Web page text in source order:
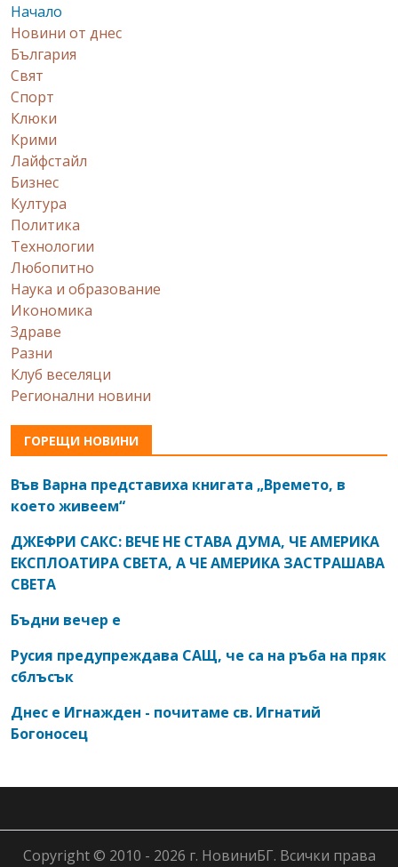
Начало
Новини от днес
България
Свят
Спорт
Клюки
Крими
Лайфстайл
Бизнес
Култура
Политика
Технологии
Любопитно
Наука и образование
Икономика
Здраве
Разни
Клуб веселяци
Регионални новини
ГОРЕЩИ НОВИНИ
Във Варна представиха книгата „Времето, в
което живеем“
ДЖЕФРИ САКС: ВЕЧЕ НЕ СТАВА ДУМА, ЧЕ АМЕРИКА
ЕКСПЛОАТИРА СВЕТА, А ЧЕ АМЕРИКА ЗАСТРАШАВА
СВЕТА
Бъдни вечер е
Русия предупреждава САЩ, че са на ръба на пряк
сблъсък
Днес е Игнажден - почитаме св. Игнатий
Богоносец
Copyright © 2010 - 2026 г. НовиниБГ. Всички права